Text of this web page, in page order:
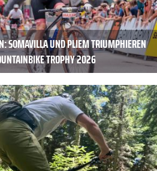
SOMAVILLA UND PLIEM TRIUMPHIEREN
TROPHY 2026